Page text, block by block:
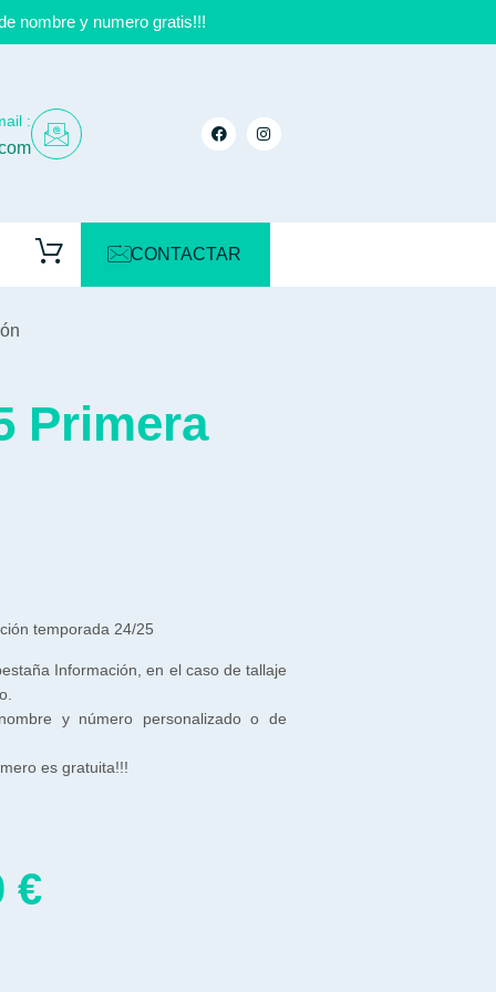
nombre y numero gratis!!!
:
CONTACTAR
Primera
temporada 24/25
Información, en el caso de tallaje
y número personalizado o de
es gratuita!!!
€